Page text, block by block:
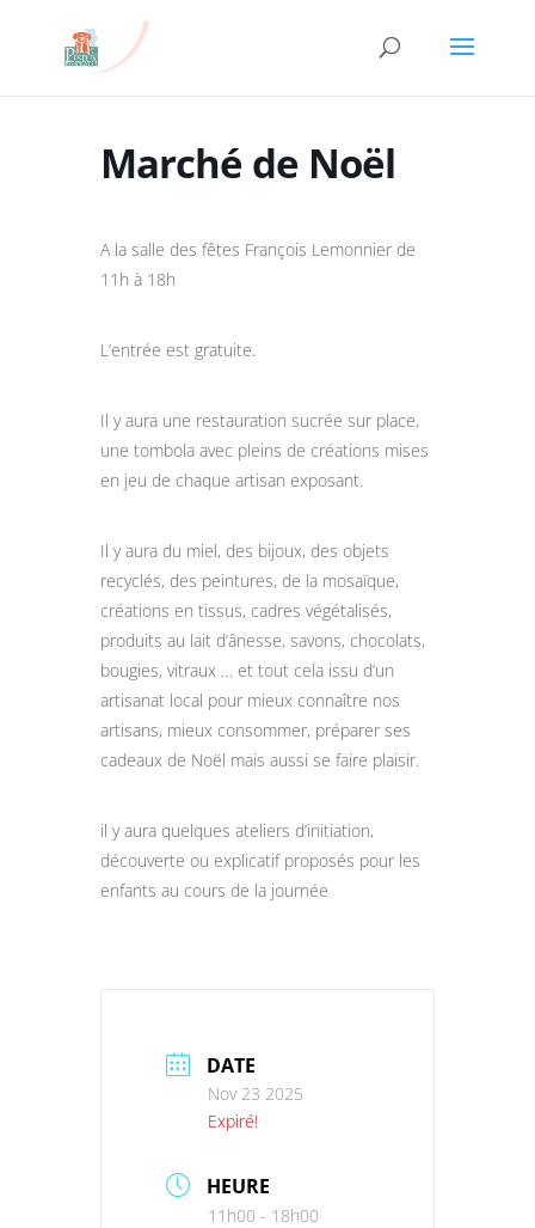
Marché de Noël
A la salle des fêtes François Lemonnier de
11h à 18h
L’entrée est gratuite.
Il y aura une restauration sucrée sur place,
une tombola avec pleins de créations mises
en jeu de chaque artisan exposant.
Il y aura du miel, des bijoux, des objets
recyclés, des peintures, de la mosaïque,
créations en tissus, cadres végétalisés,
produits au lait d’ânesse, savons, chocolats,
bougies, vitraux … et tout cela issu d’un
artisanat local pour mieux connaître nos
artisans, mieux consommer, préparer ses
cadeaux de Noël mais aussi se faire plaisir.
il y aura quelques ateliers d’initiation,
découverte ou explicatif proposés pour les
enfants au cours de la journée
DATE
Nov 23 2025
Expiré!
HEURE
11h00 - 18h00